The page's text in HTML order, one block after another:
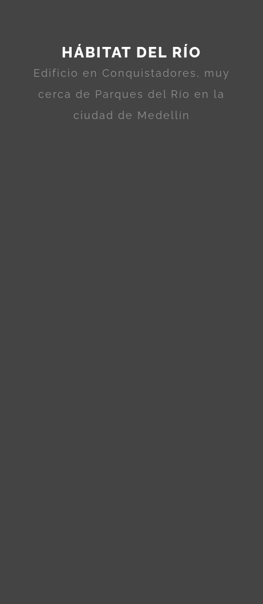
HÁBITAT DEL RÍO
Edificio en Conquistadores, muy
cerca de Parques del Río en la
ciudad de Medellín